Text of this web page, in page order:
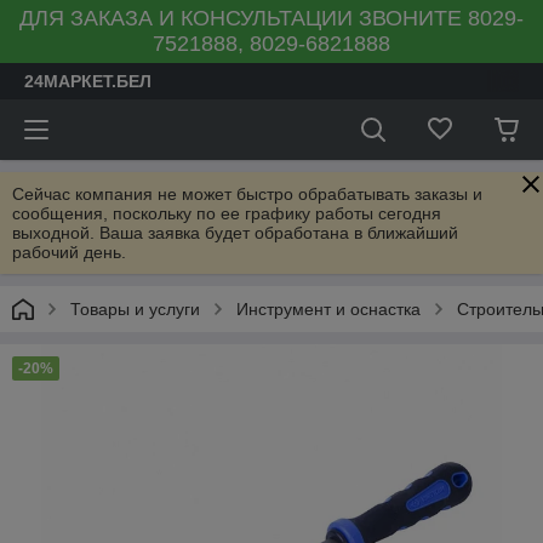
ДЛЯ ЗАКАЗА И КОНСУЛЬТАЦИИ ЗВОНИТЕ 8029-
7521888, 8029-6821888
24МАРКЕТ.БЕЛ
Сейчас компания не может быстро обрабатывать заказы и
сообщения, поскольку по ее графику работы сегодня
выходной. Ваша заявка будет обработана в ближайший
рабочий день.
Товары и услуги Инструмент и оснастка
-20%